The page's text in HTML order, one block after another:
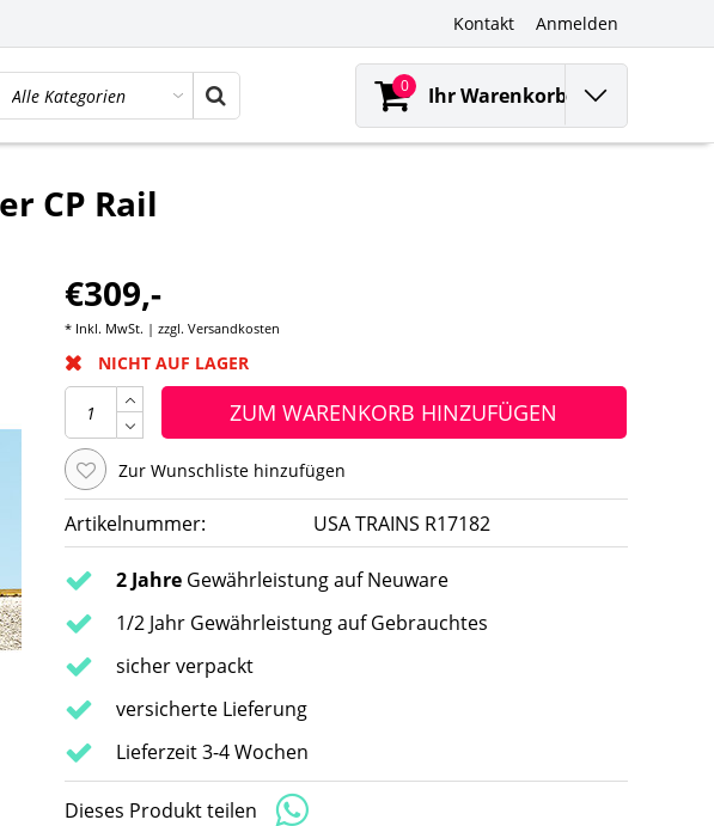
Kontakt Anmelden
0 Ihr Warenkorb
CP Rail
€309,-
* Inkl. MwSt. | zzgl. Versandkosten
NICHT AUF LAGER
ZUM WARENKORB HINZUFÜGEN
Zur Wunschliste hinzufügen
Artikelnummer: USA TRAINS R17182
2 Jahre Gewährleistung auf Neuware
1/2 Jahr Gewährleistung auf Gebrauchtes
sicher verpackt
versicherte Lieferung
Lieferzeit 3-4 Wochen
Dieses Produkt teilen